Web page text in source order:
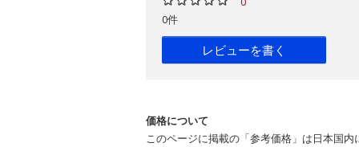
0件
レビューを書く
価格について
このページに掲載の「参考価格」は日本国